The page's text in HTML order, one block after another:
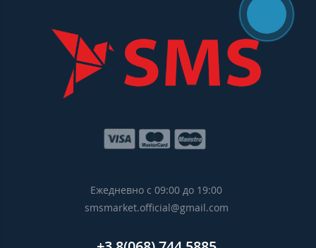
Ежедневно с 09:00 до 19:00
smsmarket.official@gmail.com